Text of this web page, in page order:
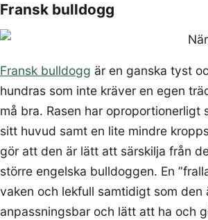
Fransk bulldogg
Fransk bulldogg är en ganska tyst
hundras som inte kräver en egen
må bra. Rasen har oproportionerligt
sitt huvud samt en lite mindre
gör att den är lätt att särskilja från
större engelska bulldoggen. En
vaken och lekfull samtidigt som den
anpassningsbar och lätt att ha och